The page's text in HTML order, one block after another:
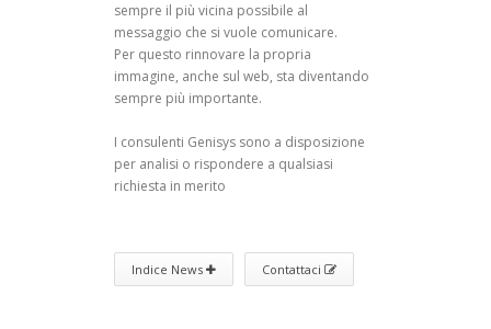
sempre il più vicina possibile al
messaggio che si vuole comunicare.
Per questo rinnovare la propria
immagine, anche sul web, sta diventando
sempre più importante.
I consulenti Genisys sono a disposizione
per analisi o rispondere a qualsiasi
richiesta in merito
Indice News Contattaci